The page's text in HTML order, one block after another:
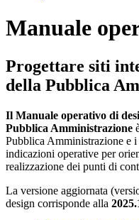
Manuale
Progettare siti
della Pubblica
Il Manuale operativo di
Pubblica Amministrazione
Pubblica Amministrazione e
indicazioni operative per
realizzazione dei punti di
La versione aggiornata
design corrisponde alla